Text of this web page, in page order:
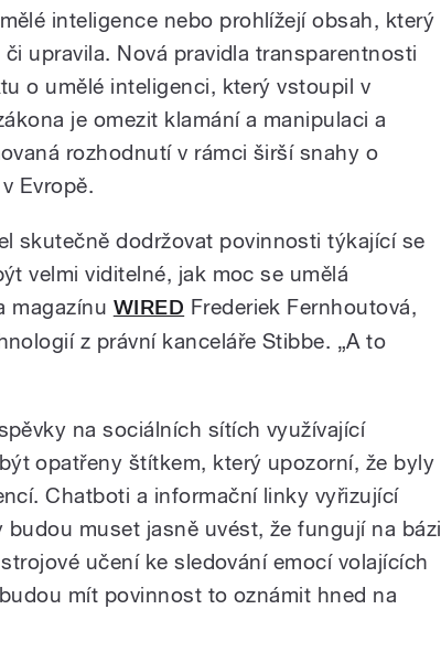
inteligence nebo prohlížejí obsah, který
upravila. Nová pravidla transparentnosti
o umělé inteligenci, který vstoupil v
je omezit klamání a manipulaci a
rozhodnutí v rámci širší snahy o
Evropě.
skutečně dodržovat povinnosti týkající se
velmi viditelné, jak moc se umělá
magazínu WIRED Frederiek Fernhoutová,
z právní kanceláře Stibbe. „A to
na sociálních sítích využívající
opatřeny štítkem, který upozorní, že byly
Chatboti a informační linky vyřizující
muset jasně uvést, že fungují na bázi
učení ke sledování emocí volajících
mít povinnost to oznámit hned na